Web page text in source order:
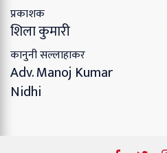
प्रकाशक
शिला कुमारी
कानुनी सल्लाहाकर
Adv. Manoj Kumar
Nidhi